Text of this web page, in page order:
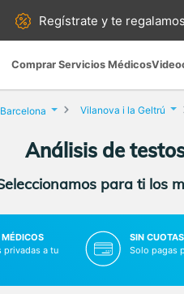
Regístrate yte regalamos
Comprar Servicios Médicos
Barcelona Vilanova i la Geltrú
Análisis de
para ti los
privadas a tu
SIN CUOTAS
Solo pagas